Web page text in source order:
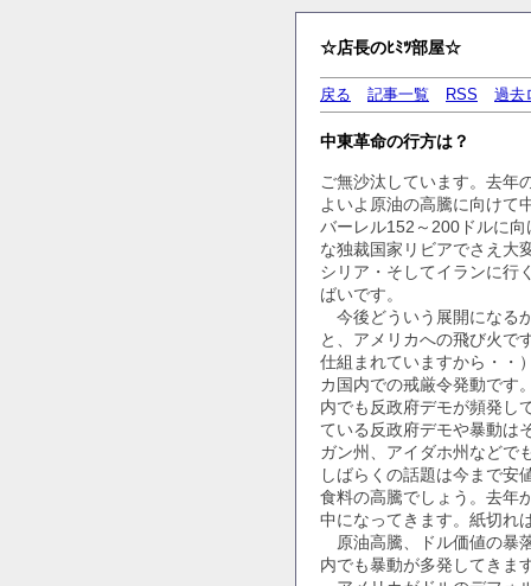
☆店長のﾋﾐﾂ部屋☆
戻る 記事一覧 RSS 過去
中東革命の行方は？
ご無沙汰しています。去年
よいよ原油の高騰に向けて
バーレル152～200ドルに
な独裁国家リビアでさえ大
シリア・そしてイランに行
ばいです。
今後どういう展開になる
と、アメリカへの飛び火で
仕組まれていますから・・
カ国内での戒厳令発動です
内でも反政府デモが頻発し
ている反政府デモや暴動は
ガン州、アイダホ州などで
しばらくの話題は今まで安
食料の高騰でしょう。去年
中になってきます。紙切れ
原油高騰、ドル価値の暴
内でも暴動が多発してきま